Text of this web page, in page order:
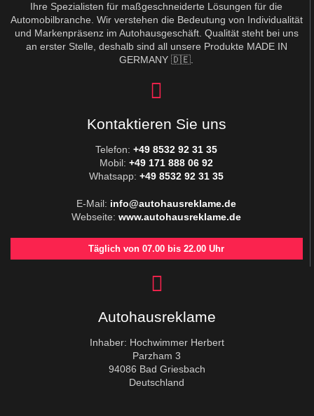
Ihre Spezialisten für maßgeschneiderte Lösungen für die
Automobilbranche. Wir verstehen die Bedeutung von Individualität
und Markenpräsenz im Autohausgeschäft. Qualität steht bei uns
an erster Stelle, deshalb sind all unsere Produkte MADE IN
GERMANY 🇩🇪.
Kontaktieren Sie uns
Telefon:+49 8532 92 31 35
Mobil:+49 171 888 06 92
Whatsapp:+49 8532 92 31 35
E-Mail: info@autohausreklame.de
Webseite:www.autohausreklame.de
Täglich von 07.00 bis 22.00 Uhr
Autohausreklame
Inhaber: Hochwimmer Herbert
Parzham 3
94086 Bad Griesbach
Deutschland